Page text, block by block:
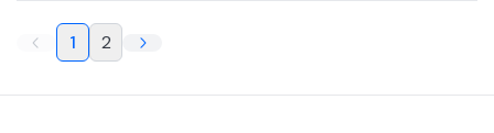
1 2